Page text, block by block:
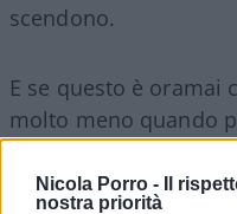
Nicola Porro -
Il
nostra priorità
scendono.
E se questo è oramai
molto meno quando
aspetti le cedole e